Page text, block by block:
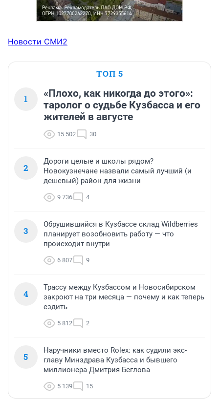
Новости СМИ2
ТОП 5
1
«Плохо, как никогда до этого»:
таролог о судьбе Кузбасса и его
жителей в августе
15 502 30
2
Дороги целые и школы рядом?
Новокузнечане назвали самый лучший (и
дешевый) район для жизни
9 736 4
3
Обрушившийся в Кузбассе склад Wildberries
планирует возобновить работу — что
происходит внутри
6 807 9
4
Трассу между Кузбассом и Новосибирском
закроют на три месяца — почему и как теперь
ездить
5 812 2
5
Наручники вместо Rolex: как судили экс-
главу Минздрава Кузбасса и бывшего
миллионера Дмитрия Беглова
5 139 15